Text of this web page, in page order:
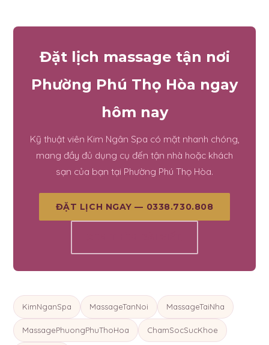
Đặt lịch massage tận nơi
Phường Phú Thọ Hòa ngay
hôm nay
Kỹ thuật viên Kim Ngân Spa có mặt nhanh chóng,
mang đầy đủ dụng cụ đến tận nhà hoặc khách
sạn của bạn tại Phường Phú Thọ Hòa.
ĐẶT LỊCH NGAY — 0338.730.808
KimNganSpa MassageTanNoi MassageTaiNha
MassagePhuongPhuThoHoa ChamSocSucKhoe